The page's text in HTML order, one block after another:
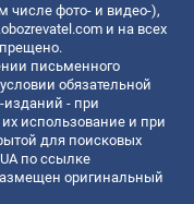
числе фото- и видео-),
и на всех
письменного
обязательной
изданий - при
использование и при
для поисковых
по ссылке
оригинальный